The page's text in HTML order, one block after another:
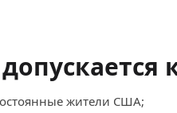
жители США;